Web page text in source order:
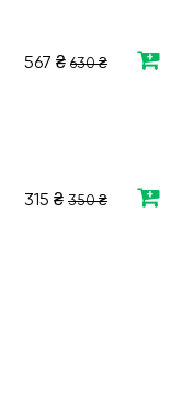
567 ₴ 630 ₴
315 ₴ 350 ₴